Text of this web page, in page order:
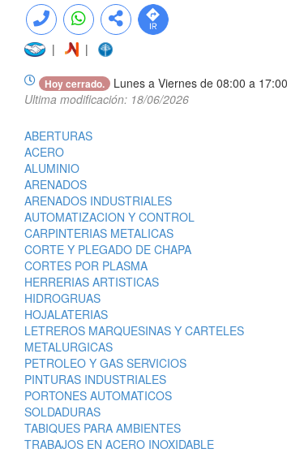
| |
Hoy cerrado.
Lunes a Viernes de 08:00 a
Ultima modificación: 18/06/2026
ABERTURAS
ACERO
ALUMINIO
ARENADOS
ARENADOS INDUSTRIALES
AUTOMATIZACION Y CONTROL
CARPINTERIAS METALICAS
CORTE Y PLEGADO DE CHAPA
CORTES POR PLASMA
HERRERIAS ARTISTICAS
HIDROGRUAS
HOJALATERIAS
LETREROS MARQUESINAS Y CARTELES
METALURGICAS
PETROLEO Y GAS SERVICIOS
PINTURAS INDUSTRIALES
PORTONES AUTOMATICOS
SOLDADURAS
TABIQUES PARA AMBIENTES
TRABAJOS EN ACERO INOXIDABLE